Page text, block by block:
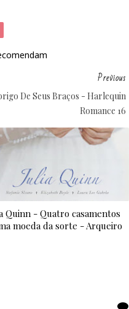
Previous
De Seus Braços - Harlequin
Romance 16
Quinn - Quatro casamentos
moeda da sorte - Arqueiro